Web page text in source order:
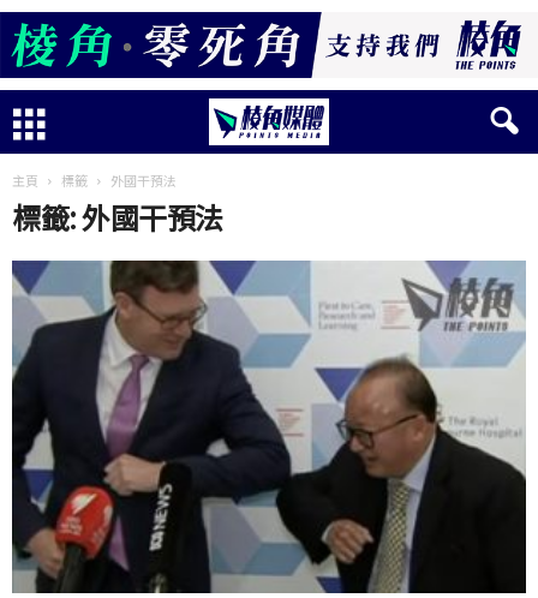
主頁 標籤 外國干預法
標籤: 外國干預法